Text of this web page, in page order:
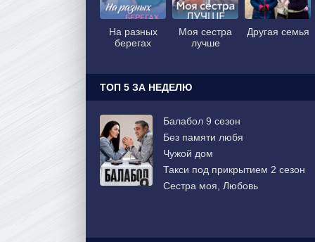
На разных
берегах
Моя сестра
лучше
Другая семья
ТОП 5 ЗА НЕДЕЛЮ
Балабол 9 сезон
Без памяти любя
Чужой дом
Такси под прикрытием 2 сезон
Сестра моя, Любовь